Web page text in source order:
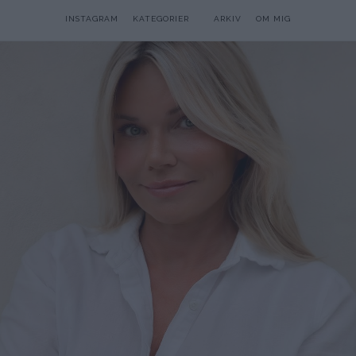
INSTAGRAM KATEGORIER ARKIV OM MIG